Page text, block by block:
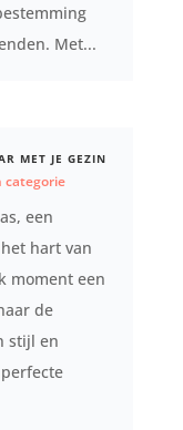
Met...
MET JE GEZIN
categorie
een
hart van
moment een
de
stijl en